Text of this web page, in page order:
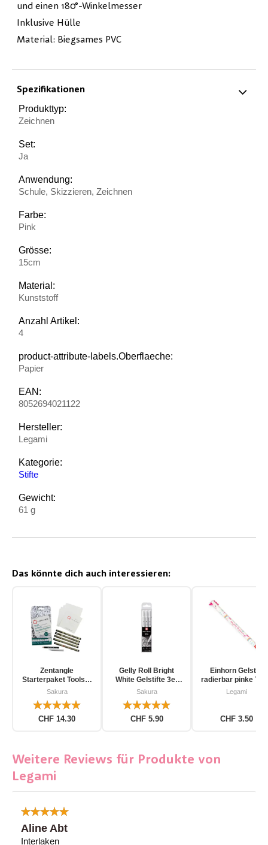
und einen 180°-Winkelmesser
Inklusive Hülle
Material: Biegsames PVC
Spezifikationen
Produkttyp:
Zeichnen
Set:
Ja
Anwendung:
Schule, Skizzieren, Zeichnen
Farbe:
Pink
Grösse:
15cm
Material:
Kunststoff
Anzahl Artikel:
4
product-attribute-labels.Oberflaeche:
Papier
EAN:
8052694021122
Hersteller:
Legami
Kategorie:
Stifte
Gewicht:
61 g
Das könnte dich auch interessieren:
Zentangle
Starterpaket Toolset
für Einsteiger 12-
Sakura
CHF 14.30
Gelly Roll Bright
White Gelstifte 3er
Pack
Sakura
CHF 5.90
Einhorn Gelstift
radierbar pinke
Legami
CHF 3.50
Weitere Reviews für Produkte von
Legami
Aline Abt
Interlaken